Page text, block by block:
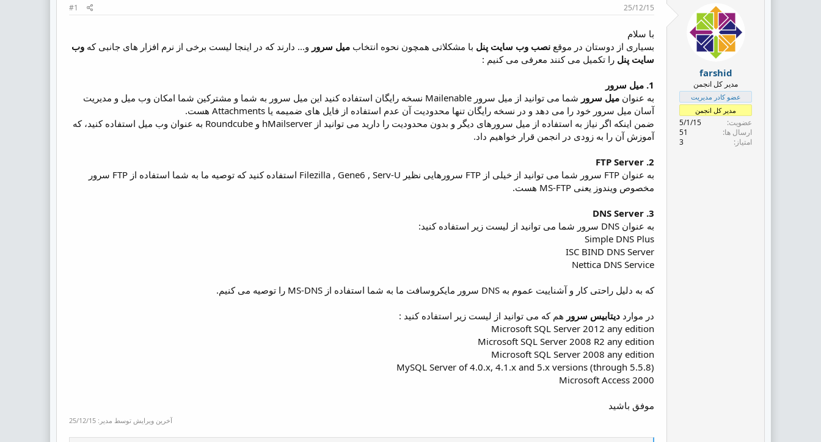
خ
ش
ر
و
ع
پ
ا
farshid
مدیر کل انجمن
عضو کادر مدیریت
مدیر کل انجمن
عضویت
5/1/15
ارسال ها
51
امتیاز
3
25/12/15
#1
با سلام
بسیاری از دوستان در موقع نصب وب سایت پنل با مشکلاتی همچون نحوه انتخاب میل سرور و... دارند که در اینجا لیست برخی از نرم افزار های جانبی که وب
سایت پنل را تکمیل می کنند معرفی می کنیم :
1. میل سرور
به عنوان میل سرور
شما می توانید از میل سرور Mailenable نسخه رایگان استفاده کنید این میل سرور به شما و مشترکین شما امکان وب میل و مدیریت
آسان میل سرور خود را می دهد و در نسخه رایگان تنها محدودیت آن عدم استفاده از فایل های ضمیمه یا Attachments هست.
ضمن اینکه اگر نیاز به استفاده از میل سرورهای دیگر و بدون محدودیت را دارید می توانید از hMailserver و Roundcube به عنوان وب میل استفاده کنید، که
آموزش آن را به زودی در انجمن قرار خواهیم داد.
2. FTP Server
به عنوان FTP سرور شما می توانید از خیلی از FTP سرورهایی نظیر Filezilla , Gene6 , Serv-U استفاده کنید که توصیه ما به شما استفاده از FTP سرور
مخصوص ویندوز یعنی MS-FTP هست.
3. DNS Server
به عنوان DNS سرور شما می توانید از لیست زیر استفاده کنید:
Simple DNS Plus
ISC BIND DNS Server
Nettica DNS Service
که به دلیل راحتی کار و آشناییت عموم به DNS سرور مایکروسافت ما به شما استفاده از MS-DNS را توصیه می کنیم.
در موارد دیتابیس سرور هم که می توانید از لیست زیر استفاده کنید :
Microsoft SQL Server 2012 any edition
Microsoft SQL Server 2008 R2 any edition
Microsoft SQL Server 2008 any edition
MySQL Server of 4.0.x, 4.1.x and 5.x versions (through 5.5.8)
Microsoft Access 2000
موفق باشید
آخرین ویرایش توسط مدیر: 25/12/15